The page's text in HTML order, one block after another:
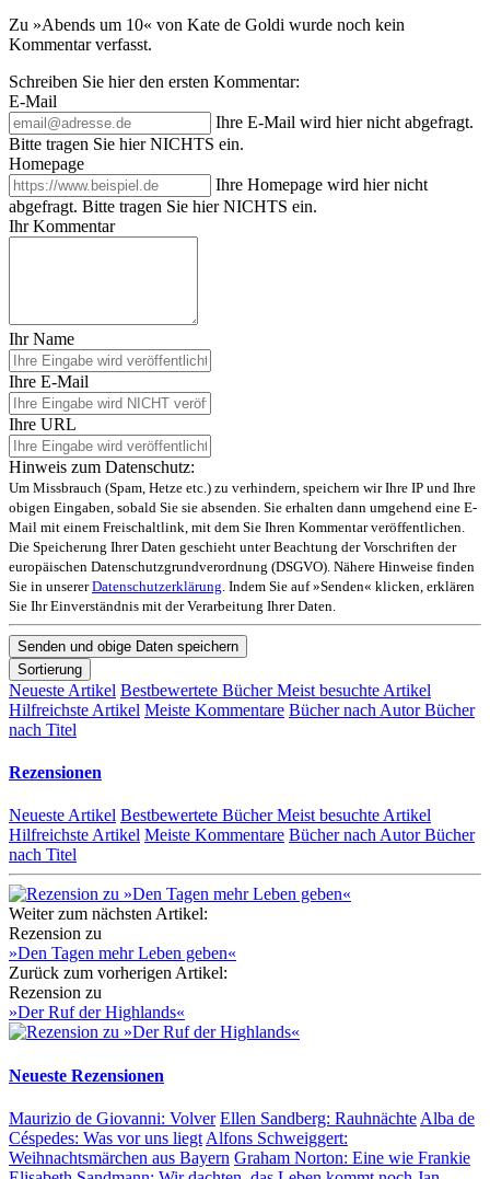
Zu »Abends um 10« von Kate de Goldi wurde noch kein
Kommentar verfasst.
Schreiben Sie hier den ersten Kommentar:
E-Mail
Ihre E-Mail wird hier nicht abgefragt.
Bitte tragen Sie hier NICHTS ein.
Homepage
Ihre Homepage wird hier nicht
abgefragt. Bitte tragen Sie hier NICHTS ein.
Ihr Kommentar
Ihr Name
Ihre E-Mail
Ihre URL
Hinweis zum Datenschutz:
Um Missbrauch (Spam, Hetze etc.) zu verhindern, speichern wir Ihre IP und Ihre
obigen Eingaben, sobald Sie sie absenden. Sie erhalten dann umgehend eine E-
Mail mit einem Freischaltlink, mit dem Sie Ihren Kommentar veröffentlichen.
Die Speicherung Ihrer Daten geschieht unter Beachtung der Vorschriften der
europäischen Datenschutzgrundverordnung (DSGVO). Nähere Hinweise finden
Sie in unsererDatenschutzerklärung . Indem Sie auf »Senden« klicken, erklären
Sie Ihr Einverständnis mit der Verarbeitung Ihrer Daten.
Sortierung
Neueste Artikel Bestbewertete BücherMeist besuchte Artikel
Hilfreichste Artikel Meiste Kommentare Bücher nach AutorBücher
nach Titel
Rezensionen
Neueste Artikel Bestbewertete BücherMeist besuchte Artikel
Hilfreichste Artikel Meiste Kommentare Bücher nach AutorBücher
nach Titel
Weiter zum nächsten Artikel:
Rezension zu
»Den Tagen mehr Leben geben«
Zurück zum vorherigen Artikel:
Rezension zu
»Der Ruf der Highlands«
Neueste Rezensionen
Maurizio de Giovanni: Volver Ellen Sandberg: Rauhnächte Alba de
Céspedes: Was vor uns liegt Alfons Schweiggert:
Weihnachtsmärchen aus Bayern Graham Norton: Eine wie Frankie